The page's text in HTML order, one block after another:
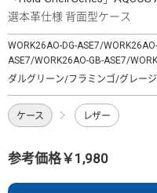
選本革仕様 背面型ケース
WORK26AO-DG-ASE7/
ASE7/WORK26AO-GB-ASE7/
ダルグリーン/フラミンゴ/グレー
ケース レザー
参考価格￥1,980